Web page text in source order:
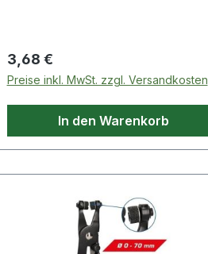
Regulärer Preis:
3,68 €
Preise inkl. MwSt. zzgl. Versandkosten
In den Warenkorb